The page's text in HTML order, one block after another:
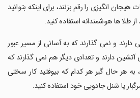
هیجان انگیزی را رقم بزنند، برای اینکه بتوانید
طلا ها هوشمندانه استفاده کنید.
دارند و نمی گذارند که به آسانی از مسیر عبور
آتشین دارند و تعدادی دیگر هم نمی گذارند که
به هر حال گیر هر کدام که بیوفتید کار سختی
یا شنل جادویی خود استفاده کنید.